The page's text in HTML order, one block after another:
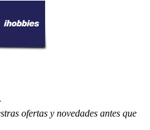
ofertas y novedades antes que